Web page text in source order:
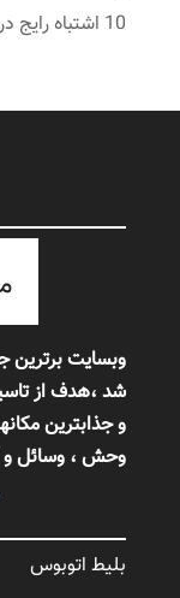
10 اشتباه رایج در رزرو اقامت برای جام جهانی
شد ،هدف از
و جذابترین
وحش ، وسائل
بلیط اتوبوس